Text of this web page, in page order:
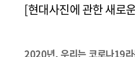
[현대사진에 관한 새로
2020년, 우리는 코로나19라